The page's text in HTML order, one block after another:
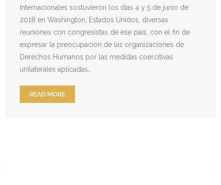
Internacionales sostuvieron los días 4 y 5 de junio de
2018 en Washington, Estados Unidos, diversas
reuniones con congresistas de ese país, con el fin de
expresar la preocupación de las organizaciones de
Derechos Humanos por las medidas coercitivas
unilaterales aplicadas…
READ MORE